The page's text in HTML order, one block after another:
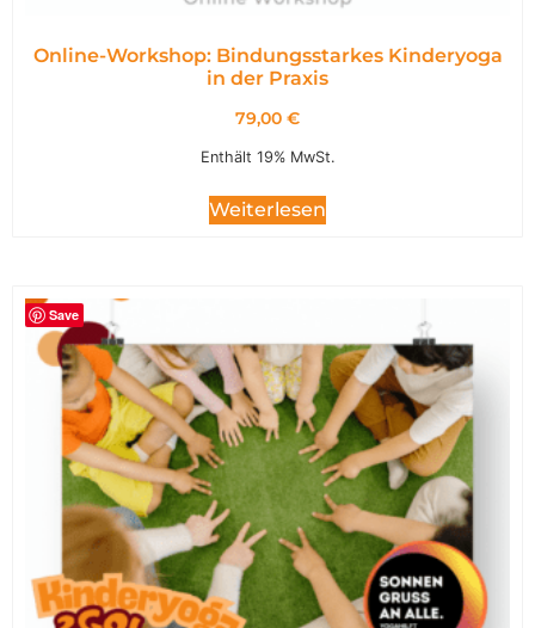
Online-Workshop: Bindungsstarkes Kinderyoga
in der Praxis
79,00 €
Enthält 19% MwSt.
Weiterlesen
Save